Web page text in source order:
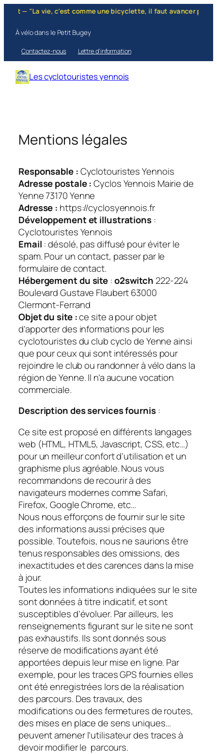
Aller
contenu
— "La vie, c'est comme une bicyclette, il faut avancer pour
À vélo dans le Petit Bugey
Contactez-nous Lettre d’information
Les cyclotouristes yennois
Mentions légales
Responsable :Cyclotouristes Yennois
Adresse postale :Cyclos Yennois Mairie de
Yenne 73170 Yenne
Adresse : https://cyclosyennois.fr
Développement et illustrations :
Cyclotouristes Yennois
Email : désolé, pas diffusé pour éviter le
spam. Pour un contact, passer par le
formulaire de contact.
Hébergement dusite :o2switch 222-224
Boulevard Gustave Flaubert 63000
Clermont-Ferrand
Objet du site :ce site a pour objet
d’apporter des informations pour les
cyclotouristes du club cyclo de Yenne ainsi
que pour ceux qui sont intéressés pour
rejoindre le club ou randonner à vélo dans la
région de Yenne. Il n’a aucune vocation
commerciale.
Description des services fournis:
Ce site est proposé en différents langages
web (HTML, HTML5, Javascript, CSS, etc…)
pour un meilleur confort d’utilisation et un
graphisme plus agréable. Nous vous
recommandons de recourir à des
navigateurs modernes comme Safari,
Firefox, Google Chrome, etc…
Nous nous efforçons de fournir sur le site
des informations aussi précises que
possible. Toutefois, nous ne saurions être
tenus responsables des omissions, des
inexactitudes et des carences dans la mise
à jour.
Toutes les informations indiquées sur le site
sont données à titre indicatif, et sont
susceptibles d’évoluer. Par ailleurs, les
renseignements figurant sur le site ne sont
pas exhaustifs. Ils sont donnés sous
réserve de modifications ayant été
apportées depuis leur mise en ligne. Par
exemple, pour les traces GPS fournies elles
ont été enregistrées lors de la réalisation
des parcours. Des travaux, des
modifications ou des fermetures de routes,
des mises en place de sens uniques…
peuvent amener l’utilisateur des traces à
devoir modifier le parcours.